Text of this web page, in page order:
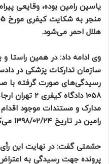
یاسین رامین بوده، وقایعی
هلال احمر می‌شود.
وی ادامه داد: در همین راستا
سازمان تدارکات پزشکی در
رسیدگی‌های صورت گرفته با
1058 دادگاه
مدارک و مستندات موجود
رامین در تاریخ 1398/02/24 می‌کند.
حشمتی گفت: در نهایت این